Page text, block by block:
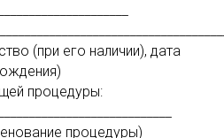
(при его наличии), дата
процедуры:
процедуры)